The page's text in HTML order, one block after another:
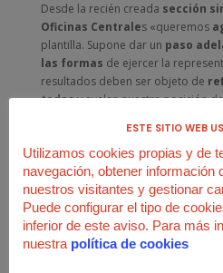
Desde la recién creada sección
Oficinas Centrales «queremos
plantilla. Supone dar un paso
las formas de ejercer la
resultados deben ser objeto de
todasy avalan nuestra posición
transparencia, implicación de la
queremos reafirmar que todo
condición imprescindible para
yenfrentar con solvencia los
delante«.
Otro sindicalismo,
autónomo,
transparente
ESTE SITIO WEB
Utilizamos cookies propias y de
navegación, obtener información
nuestros visitantes y gestionar
Puede configurar el tipo de
inferior de este aviso. Para más
nuestra política de cookies